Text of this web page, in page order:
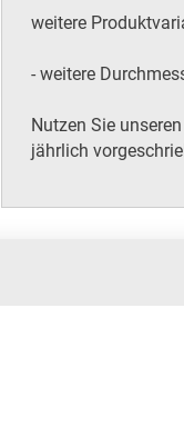
weitere
- weitere
Nutzen Sie
jährlich